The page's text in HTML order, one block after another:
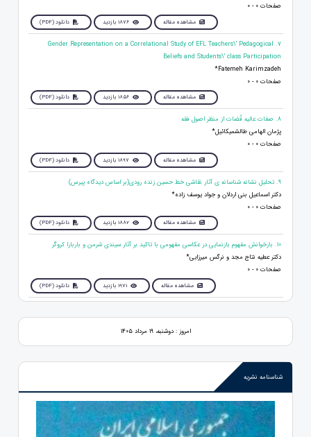
صفحات 0 - 0
مشاهده مقاله 1876 بازدید دانلود (PDF)
7. Gender Representation on a Correlational Study of EFL Teachers\' Pedagogical
Beliefs and Students\' class Participation
Fatemeh Karimzadeh*
صفحات 0 - 0
مشاهده مقاله 1856 بازدید دانلود (PDF)
8. صفات عالیه قٌضات از منظر اصول فقه
پژمان الهامی طالشمیکائیل*
صفحات 0 - 0
مشاهده مقاله 1897 بازدید دانلود (PDF)
9. تحلیل نشانه شناسانه ی آثار نقاشی خط حسین زنده رودی(بر اساس دیدگاه پیرس)
دکتر اسماعیل بنی اردلان و جواد یوسف زاده*
صفحات 0 - 0
مشاهده مقاله 1882 بازدید دانلود (PDF)
10. بازخوانش مفهوم بازنمایی در عکاسی مفهومی با تاکید بر آثار سیندی شرمن و باربارا کروگر
دکتر عطیه نتاج مجد و نرگس میرزایی*
صفحات 0 - 0
مشاهده مقاله 1971 بازدید دانلود (PDF)
امروز : دوشنبه، ۱۹ مرداد ۱۴۰۵
شناسنامه نشریه